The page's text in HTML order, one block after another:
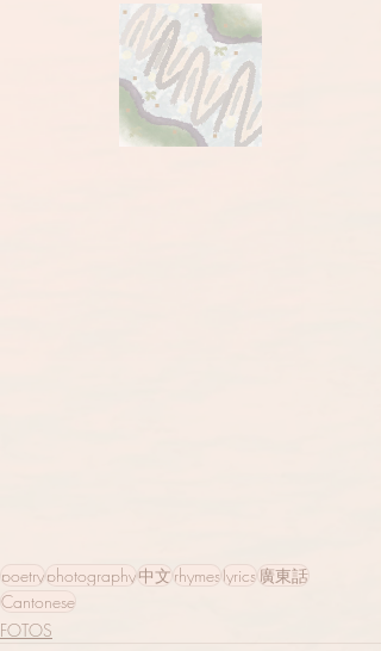
poetryphotography中文 rhymeslyrics 廣東話
Cantonese
FOTOS